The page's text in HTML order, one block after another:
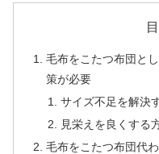
毛布をこたつ布団と
策が必要
サイズ不足を解決
見栄えを良くする
毛布をこたつ布団代